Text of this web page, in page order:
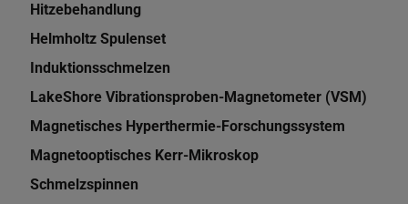
Hitzebehandlung
Helmholtz Spulenset
Induktionsschmelzen
LakeShore Vibrationsproben-Magnetometer (VSM)
Magnetisches Hyperthermie-Forschungssystem
Magnetooptisches Kerr-Mikroskop
Schmelzspinnen